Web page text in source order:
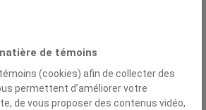
du
Université du Québec à
Montréal
de témoins
(cookies) afin de collecter des
permettent d’améliorer votre
de vous proposer des contenus vidéo,